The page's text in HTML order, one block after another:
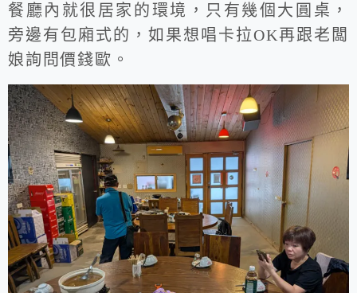
餐廳內就很居家的環境，只有幾個大圓桌，
旁邊有包廂式的，如果想唱卡拉OK再跟老闆
娘詢問價錢歐。